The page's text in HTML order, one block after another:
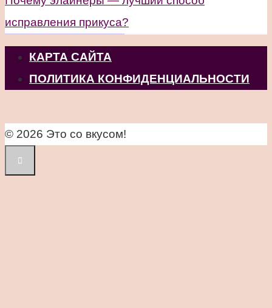
исправления прикуса?
КАРТА САЙТА
ПОЛИТИКА КОНФИДЕНЦИАЛЬНОСТИ
© 2026 Это со вкусом!